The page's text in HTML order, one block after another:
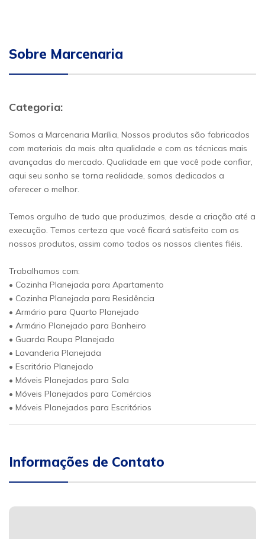
Sobre Marcenaria
Categoria:
Somos a Marcenaria Marília, Nossos produtos são fabricados
com materiais da mais alta qualidade e com as técnicas mais
avançadas do mercado. Qualidade em que você pode confiar,
aqui seu sonho se torna realidade, somos dedicados a
oferecer o melhor.
Temos orgulho de tudo que produzimos, desde a criação até a
execução. Temos certeza que você ficará satisfeito com os
nossos produtos, assim como todos os nossos clientes fiéis.
Trabalhamos com:
• Cozinha Planejada para Apartamento
• Cozinha Planejada para Residência
• Armário para Quarto Planejado
• Armário Planejado para Banheiro
• Guarda Roupa Planejado
• Lavanderia Planejada
• Escritório Planejado
• Móveis Planejados para Sala
• Móveis Planejados para Comércios
• Móveis Planejados para Escritórios
Informações de Contato